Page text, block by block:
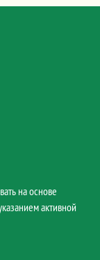
на основе
активной